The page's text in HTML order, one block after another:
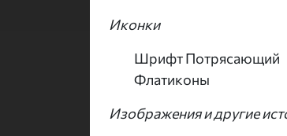
Иконки
Шрифт Потрясающий
Флатиконы
Изображения и другие